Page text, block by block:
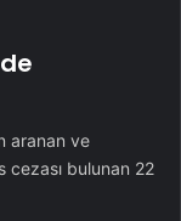
aranan ve
cezası bulunan 22